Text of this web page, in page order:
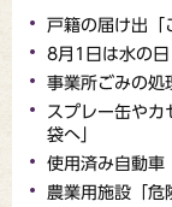
戸籍の届け出「
8月1日は水の日
事業所ごみの処
スプレー缶やカ
袋へ」
使用済み自動車
農業用施設「危